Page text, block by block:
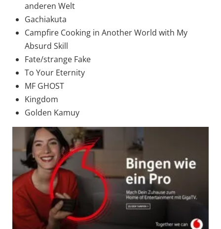
anderen Welt
Gachiakuta
Campfire Cooking in Another World with My
Absurd Skill
Fate/strange Fake
To Your Eternity
MF GHOST
Kingdom
Golden Kamuy